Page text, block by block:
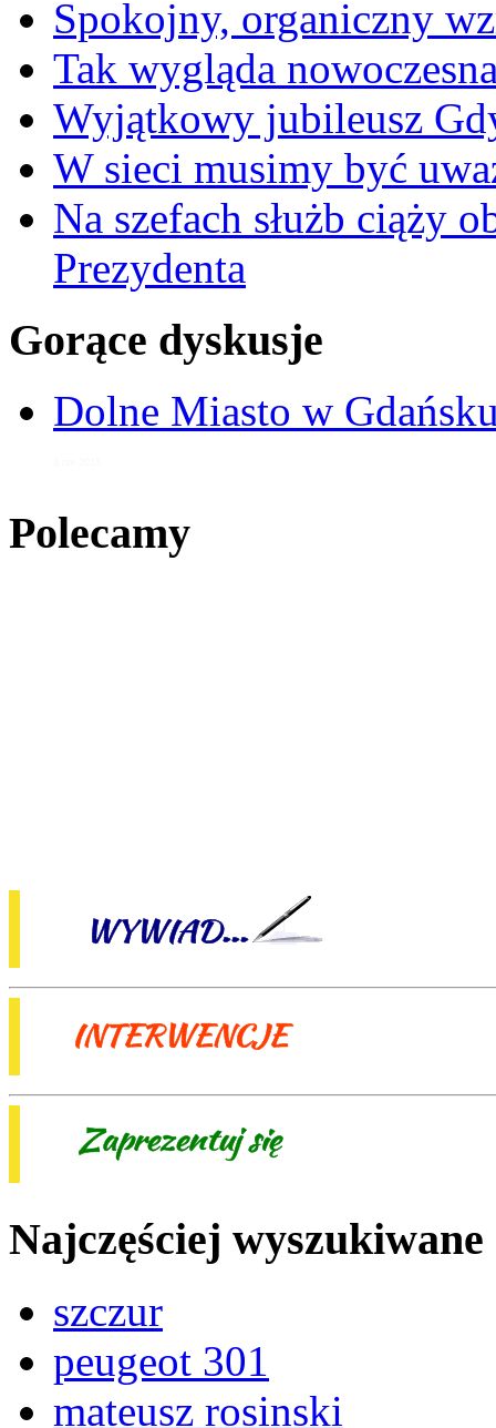
Spokojny, organiczny
Tak wygląda
Wyjątkowy jubileusz
W sieci musimy być
Na szefach służb ciąży
Prezydenta
Gorące dyskusje
Dolne Miasto w
Polecamy
Najczęściej wyszukiwane
szczur
peugeot 301
mateusz rosinski